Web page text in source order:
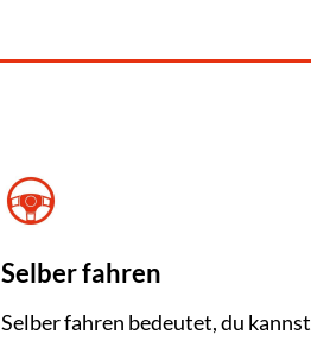
Selber fahren
Selber fahren bedeutet, du kannst